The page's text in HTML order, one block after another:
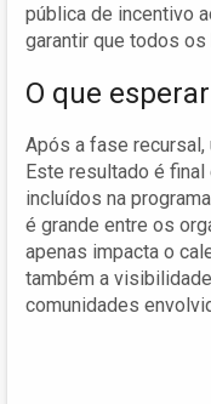
pública de incentivo
garantir que todos os
O que
Após a fase
Este resultado é
incluídos na
é grande entre os
apenas impacta o
também a
comunidades